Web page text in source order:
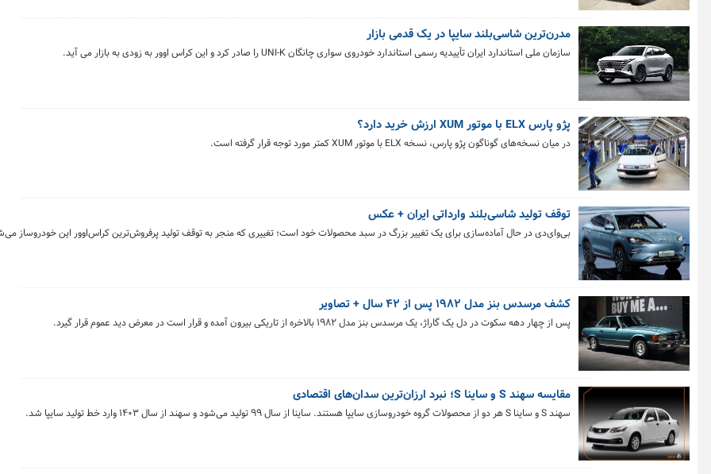
مدرن‌ترین شاسی‌بلند سایپا در یک قدمی بازار
سازمان ملی استاندارد ایران تأییدیه رسمی استاندارد خودروی سواری چانگان UNI-K را صادر کرد و این کراس اوور به زودی به بازار می آید.
پژو پارس ELX با موتور XUM ارزش خرید دارد؟
در میان نسخه‌های گوناگون پژو پارس، نسخه ELX با موتور XUM کمتر مورد توجه قرار گرفته است.
توقف تولید شاسی‌بلند وارداتی ایران + عکس
بی‌وای‌دی در حال آماده‌سازی برای یک تغییر بزرگ در سبد محصولات خود است؛ تغییری که منجر به توقف تولید پرفروش‌ترین کراس‌اوور این خودروساز
کشف مرسدس بنز مدل ۱۹۸۲ پس از ۴۲ سال + تصاویر
پس از چهار دهه سکوت در دل یک گاراژ، یک مرسدس بنز مدل ۱۹۸۲ بالاخره از تاریکی بیرون آمده و قرار است در معرض دید عموم قرار گیرد.
مقایسه سهند S و ساینا S؛ نبرد ارزان‌ترین سدان‌های اقتصادی
سهند S و ساینا S هر دو از محصولات گروه خودروسازی سایپا هستند. ساینا از سال 99 تولید می‌شود و سهند از سال 1403 وارد خط تولید سایپا شد.